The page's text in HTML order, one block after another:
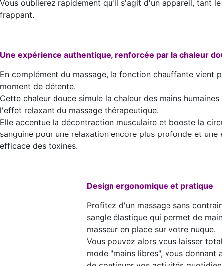
Vous oublierez rapidement qu'il s'agit d'un appareil, tant
frappant.
Une expérience authentique, renforcée par la chaleur
En complément du massage, la fonction chauffante vient
moment de détente.
Cette chaleur douce simule la chaleur des mains
l'effet relaxant du massage thérapeutique.
Elle accentue la décontraction musculaire et booste la
sanguine pour une relaxation encore plus profonde et une
efficace des toxines.
Design ergonomique et pratique
Profitez d'un massage sans
sangle élastique qui permet de
masseur en place sur votre nuque.
Vous pouvez alors vous laisser
mode "mains libres", vous donnant